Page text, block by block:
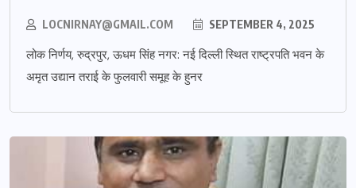
LOCNIRNAY@GMAIL.COM SEPTEMBER 4, 2025
लोक निर्णय, रुद्रपुर, ऊधम सिंह नगर: नई दिल्ली स्थित राष्ट्रपति भवन के
अमृत उद्यान तराई के फुलवारी समूह के हुनर